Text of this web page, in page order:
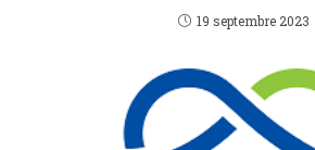
19 septembre 2023